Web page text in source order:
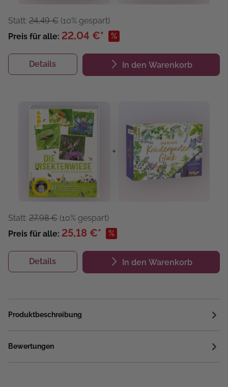
Statt: 24,49 € (10% gespart)
Preis für alle: 22,04 €* %
Details In den Warenkorb
+
Statt: 27,98 € (10% gespart)
Preis für alle: 25,18 €* %
Details In den Warenkorb
Produktbeschreibung
Bewertungen